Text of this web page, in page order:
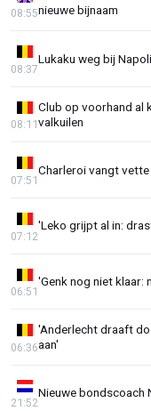
nieuwe bijnaam
08:55
Lukaku weg bij
08:37
Club op voorhand al
valkuilen
08:11
Charleroi vangt
07:51
'Leko grijpt al in:
07:12
'Genk nog niet klaar:
06:51
'Anderlecht draaft
aan'
06:36
Nieuwe bondscoach
21:52